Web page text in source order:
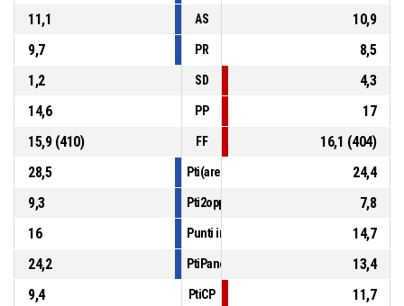
11,1
AS
10,9
9,7
PR
8,5
1,2
SD
4,3
14,6
PP
17
15,9 (410)
FF
16,1 (404)
28,5
Pti(area)
24,4
9,3
Pti2opp
7,8
16
Punti in contropiede
14,7
24,2
PtiPanch
13,4
9,4
PtiCP 11,7